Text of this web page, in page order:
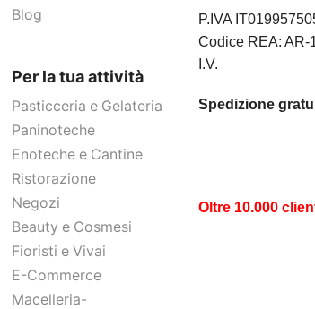
Blog
Per la tua attività
Pasticceria e Gelateria
Paninoteche
Enoteche e Cantine
Ristorazione
Negozi
Beauty e Cosmesi
Fioristi e Vivai
E-Commerce
Macelleria-
P.IVA
Codice REA: AR-
I.V.
Spedizione
Oltre 10.000